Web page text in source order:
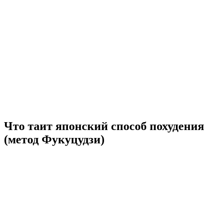
Что таит японский способ похудения
(метод Фукуцудзи)